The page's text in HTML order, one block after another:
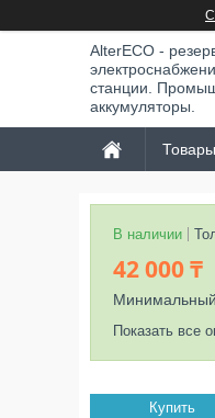
AlterECO -
станции.
аккумуляторы.
В наличии
42 000 ₸
Показать все
Купить